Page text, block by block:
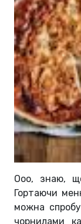
Ооо, знаю,
Гортаючи
можна
чорнилами